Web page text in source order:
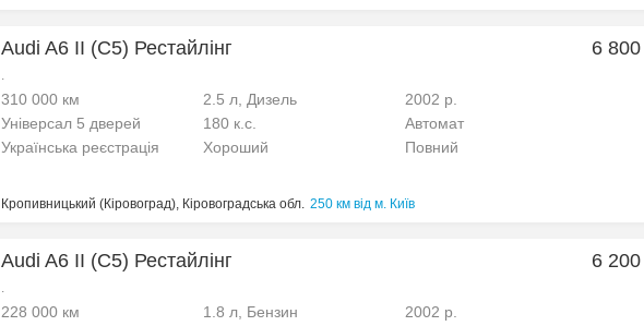
Audi A6 II (C5) Рестайлінг 6
.
310 000 км 2.5 л, Дизель
2002 р.
Універсал 5 дверей
180 к.с.
Автомат
Українська реєстрація
Хороший Повний
Кропивницький (Кіровоград), Кіровоградська обл. 250 км від м. Київ
Audi A6 II (C5) Рестайлінг 6
.
228 000 км 1.8 л, Бензин
2002 р.